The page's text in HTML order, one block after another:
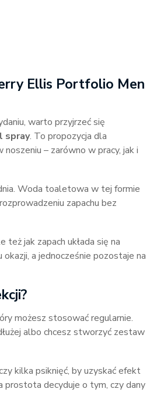
Ellis Portfolio Men
warto przyjrzeć się
spray. To propozycja dla
– zarówno w pracy, jak i
Woda toaletowa w tej formie
zapachu bez
jak zapach układa się na
a jednocześnie pozostaje na
możesz stosować regularnie.
albo chcesz stworzyć zestaw
kilka psiknięć, by uzyskać efekt
prostota decyduje o tym, czy dany